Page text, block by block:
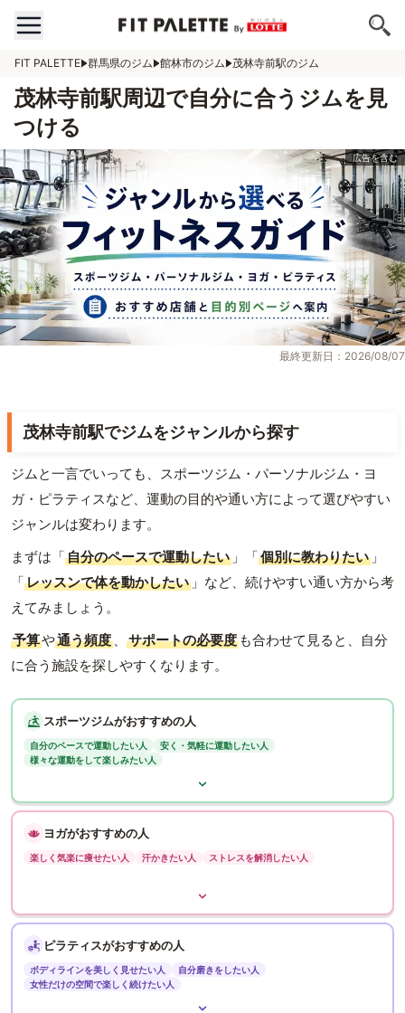
FIT PALETTE 群馬県のジム 館林市のジム 茂林寺前駅のジム
茂林寺前駅周辺で自分に合うジムを見
つける
最終更新日：2026/08/07
茂林寺前駅でジムをジャンルから探す
ジムと一言でいっても、スポーツジム・パーソナルジム・ヨ
ガ・ピラティスなど、運動の目的や通い方によって選びやすい
ジャンルは変わります。
まずは「自分のペースで運動したい 」「個別に教わりたい 」
「レッスンで体を動かしたい 」など、続けやすい通い方から考
えてみましょう。
予算や通う頻度 、 サポートの必要度 も合わせて見ると、自分
に合う施設を探しやすくなります。
スポーツジムがおすすめの人
自分のペースで運動したい人
安く・気軽に運動したい人
様々な運動をして楽しみたい人
ヨガがおすすめの人
楽しく気楽に痩せたい人 汗かきたい人 ストレスを解消したい人
ピラティスがおすすめの人
ボディラインを美しく見せたい人
自分磨きをしたい人
女性だけの空間で楽しく続けたい人